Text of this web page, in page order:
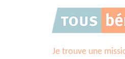
Je trouve une